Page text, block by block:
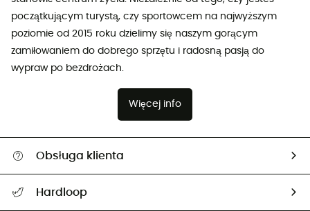
początkującym turystą, czy sportowcem na najwyższym
poziomie od 2015 roku dzielimy się naszym gorącym
zamiłowaniem do dobrego sprzętu i radosną pasją do
wypraw po bezdrożach.
Więcej info
Obsługa klienta
Śledzenie przesyłki
Hardloop